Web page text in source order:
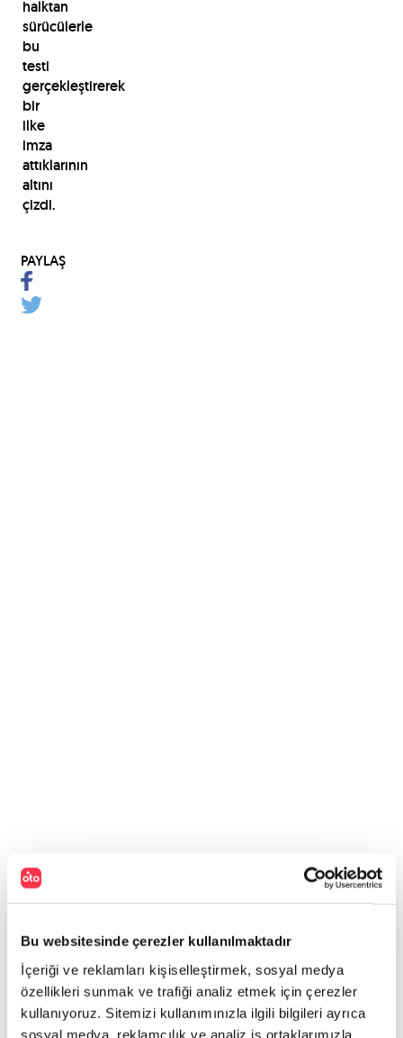
Bu websitesinde çerezler kullanılmaktadır
İçeriği ve reklamları kişiselleştirmek, sosyal medya
özellikleri sunmak ve trafiği analiz etmek için çerezler
kullanıyoruz. Sitemizi kullanımınızla ilgili bilgileri ayrıca
sosyal medya, reklamcılık ve analiz iş ortaklarımızla
halktan
sürücülerle
bu
testi
gerçekleştirerek
bir
ilke
imza
attıklarının
altını
çizdi.
PAYLAŞ